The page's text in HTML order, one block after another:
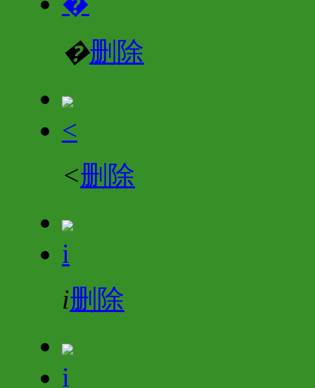
�删除
<
<删除
i
i删除
i